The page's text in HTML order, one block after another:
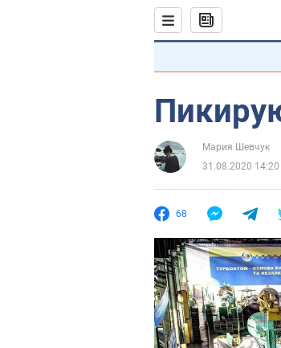
Мария Шевчук
31.08.2020 14:20
68